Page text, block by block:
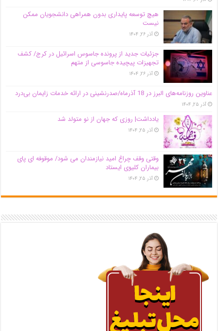
هیچ توسعه پایداری بدون همراهی دانشجویان ممکن
نیست
آذر ۲۶, ۱۴۰۴
جزئیات جدید از پرونده جاسوس اسرائیل در کرج/‌ کشف
تجهیزات پیچیده جاسوسی از متهم
آذر ۲۶, ۱۴۰۴
عناوین روزنامه‌های البرز در ‌18 آذرماه/صدرنشینی در ارائه خدمات زایمان بی‌درد
آذر ۲۵, ۱۴۰۴
یادداشت| روزی که جهان از نو متولد شد
آذر ۲۵, ۱۴۰۴
وقتی وقف چراغ امید نیازمندان می شود/ موقوفه ای پای
بیماران کلیوی ایستاد
آذر ۲۵, ۱۴۰۴